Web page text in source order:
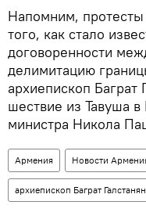
Напомним,
того, как стало
договоренности
делимитацию
архиепископ Баграт
шествие из Тавуша
министра Никола
Армения Новости
архиепископ Баграт Галстанян